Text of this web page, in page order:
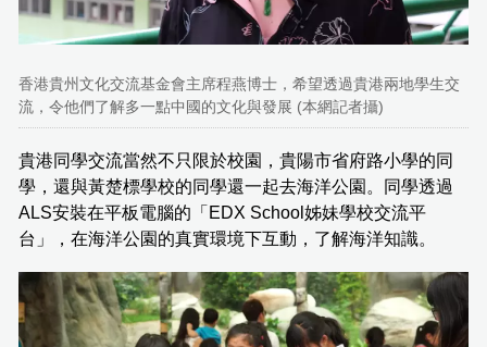
香港貴州文化交流基金會主席程燕博士，希望透過貴港兩地學生交
流，令他們了解多一點中國的文化與發展 (本網記者攝)
貴港同學交流當然不只限於校園，貴陽市省府路小學的同
學，還與黃楚標學校的同學還一起去海洋公園。同學透過
ALS安裝在平板電腦的「EDX School姊妹學校交流平
台」，在海洋公園的真實環境下互動，了解海洋知識。